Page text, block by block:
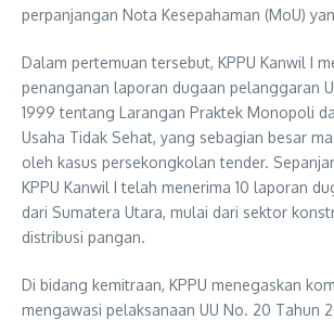
perpanjangan Nota Kesepahaman (MoU)
Dalam pertemuan tersebut, KPPU Kanwil I
penanganan laporan dugaan pelanggaran
1999 tentang Larangan Praktek Monopoli
Usaha Tidak Sehat, yang sebagian besar
oleh kasus persekongkolan tender.
KPPU Kanwil I telah menerima 10 laporan
dari Sumatera Utara, mulai dari sektor
distribusi pangan.
Di bidang kemitraan, KPPU menegaskan
mengawasi pelaksanaan UU No. 20 Tahun